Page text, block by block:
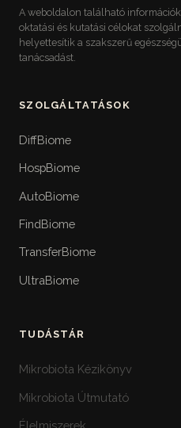
A weboldalon található
oktatási és kutatási célokat
helyettesítik a szakszerű
tanácsadást.
SZOLGÁLTATÁSOK
DiffBiome
HospBiome
AutoBiome
FindBiome
TransferBiome
UltraBiome
TUDÁSTÁR
Mikrobiota Kézikönyv
Mikrobiota Útmutató
Élelmiszerek